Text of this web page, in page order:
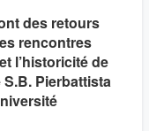
des retours
rencontres
l’historicité de
Pierbattista